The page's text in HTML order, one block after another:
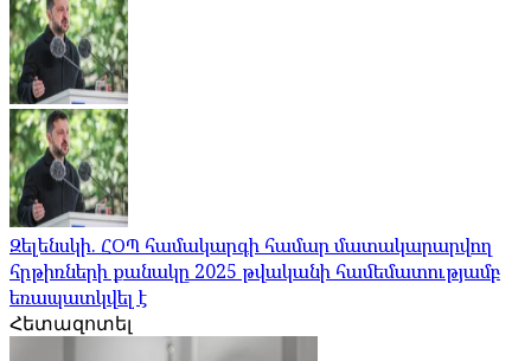
Զելենսկի. ՀՕՊ համակարգի համար մատակարարվող
հրթիռների քանակը 2025 թվականի համեմատությամբ
եռապատկվել է
Հետազոտել